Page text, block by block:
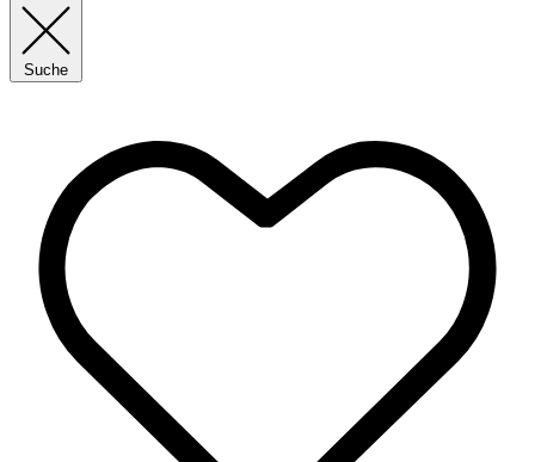
Suche